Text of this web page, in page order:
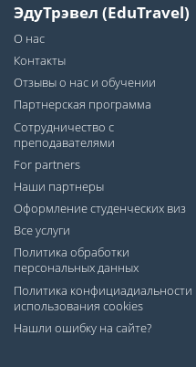
ЭдуТрэвел (EduTravel)
О нас
Контакты
Отзывы о нас и обучении
Партнерская программа
Сотрудничество с
преподавателями
For partners
Наши партнеры
Оформление студенческих виз
Все услуги
Политика обработки
персональных данных
Политика конфициадиальности
использования cookies
Нашли ошибку на сайте?